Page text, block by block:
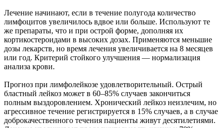
Лечение начинают, если в течение полугода количество
лимфоцитов увеличилось вдвое или больше. Используют те
же препараты, что и при острой форме, дополняя их
кортикостероидами в высоких дозах. Применяются меньшие
дозы лекарств, но время лечения увеличивается на 8 месяцев
или год. Критерий стойкого улучшения — нормализация
анализа крови.
Прогноз при лимфолейкозе удовлетворительный. Острый
бластный лейкоз может в 60–85% случаев закончиться
полным выздоровлением. Хронический лейкоз неизлечим, но
агрессивное течение регистрируется в 15% случаев, а в случае
доброкачественного течения пациенты живут десятилетиями.